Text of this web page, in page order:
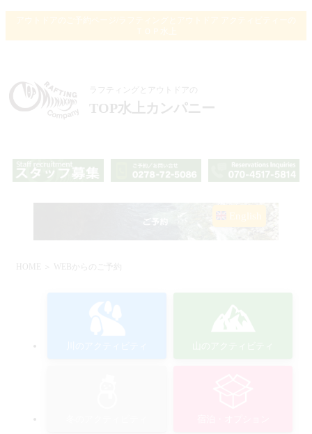
アウトドアのご予約ページ/ラフティングとアウトドア アクティビティーの
ラフティングとアウトドアの
TOP水上カンパニー
English
HOME ＞ WEBからのご予約